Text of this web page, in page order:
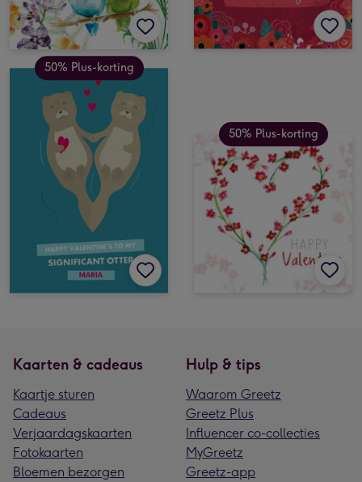
50% Plus-korting
50% Plus-korting
Kaarten & cadeaus
Kaartje sturen
Cadeaus
Verjaardagskaarten
Fotokaarten
Bloemen bezorgen
Hulp & tips
Waarom Greetz
Greetz Plus
Influencer co-collecties
MyGreetz
Greetz-app